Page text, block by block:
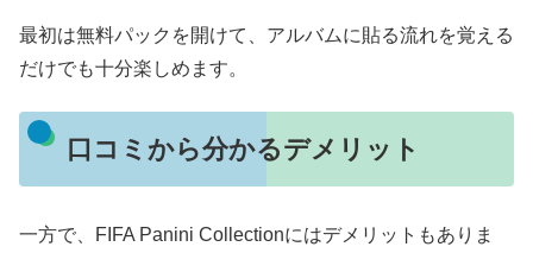
最初は無料パックを開けて、アルバムに貼る流れを覚える
だけでも十分楽しめます。
口コミから分かるデメリット
一方で、FIFA Panini Collectionにはデメリットもありま